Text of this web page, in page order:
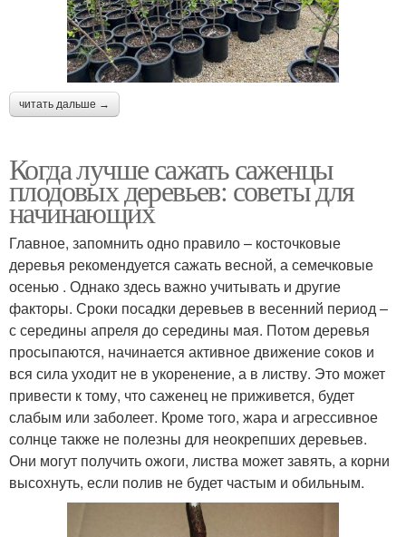
читать дальше →
Когда лучше сажать саженцы
плодовых деревьев: советы для
начинающих
Главное, запомнить одно правило – косточковые
деревья рекомендуется сажать весной, а семечковые
осенью . Однако здесь важно учитывать и другие
факторы. Сроки посадки деревьев в весенний период –
с середины апреля до середины мая. Потом деревья
просыпаются, начинается активное движение соков и
вся сила уходит не в укоренение, а в листву. Это может
привести к тому, что саженец не приживется, будет
слабым или заболеет. Кроме того, жара и агрессивное
солнце также не полезны для неокрепших деревьев.
Они могут получить ожоги, листва может завять, а корни
высохнуть, если полив не будет частым и обильным.